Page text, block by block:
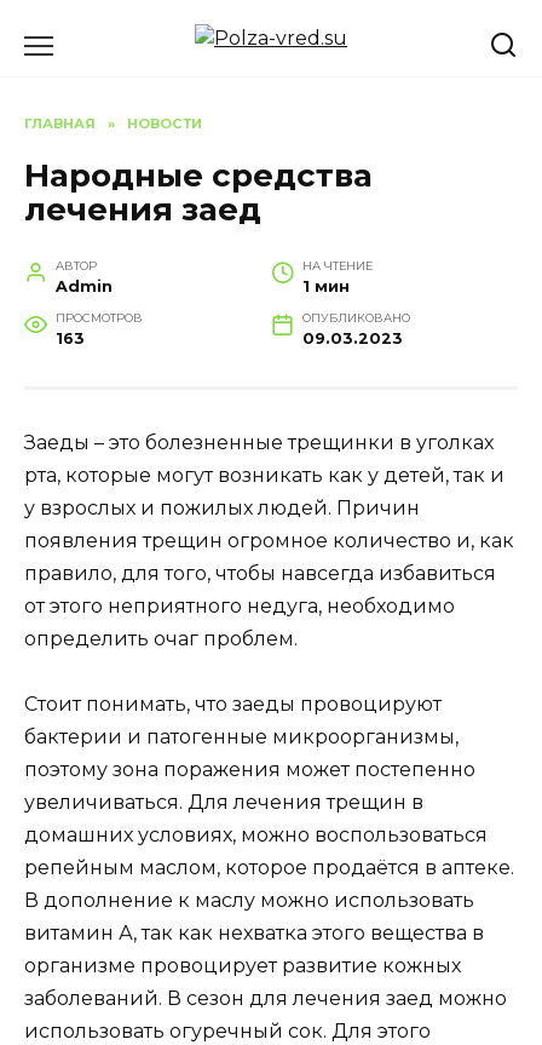
ГЛАВНАЯ » НОВОСТИ
Народные средства
лечения заед
АВТОР
Admin
НА ЧТЕНИЕ
1 мин
ПРОСМОТРОВ
163
ОПУБЛИКОВАНО
09.03.2023
Заеды – это болезненные трещинки в уголках
рта, которые могут возникать как у детей, так и
у взрослых и пожилых людей. Причин
появления трещин огромное количество и, как
правило, для того, чтобы навсегда избавиться
от этого неприятного недуга, необходимо
определить очаг проблем.
Стоит понимать, что заеды провоцируют
бактерии и патогенные микроорганизмы,
поэтому зона поражения может постепенно
увеличиваться. Для лечения трещин в
домашних условиях, можно воспользоваться
репейным маслом, которое продаётся в аптеке.
В дополнение к маслу можно использовать
витамин А, так как нехватка этого вещества в
организме провоцирует развитие кожных
заболеваний. В сезон для лечения заед можно
использовать огуречный сок. Для этого